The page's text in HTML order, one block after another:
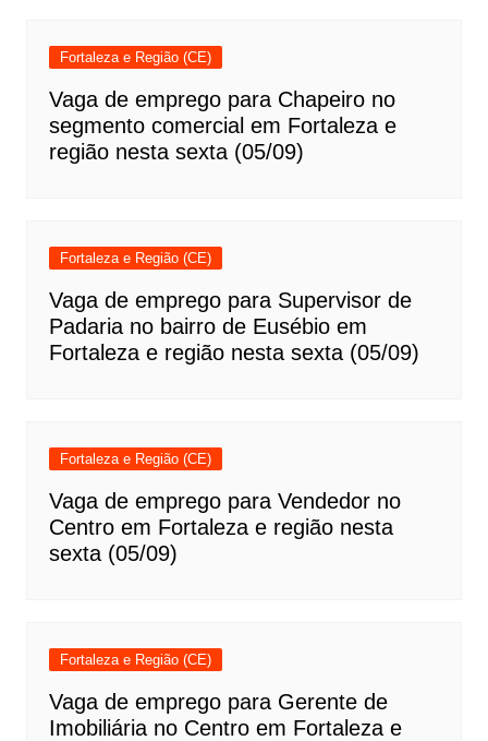
Fortaleza e Região (CE)
Vaga de emprego para Chapeiro no
segmento comercial em Fortaleza e
região nesta sexta (05/09)
Fortaleza e Região (CE)
Vaga de emprego para Supervisor de
Padaria no bairro de Eusébio em
Fortaleza e região nesta sexta (05/09)
Fortaleza e Região (CE)
Vaga de emprego para Vendedor no
Centro em Fortaleza e região nesta
sexta (05/09)
Fortaleza e Região (CE)
Vaga de emprego para Gerente de
Imobiliária no Centro em Fortaleza e